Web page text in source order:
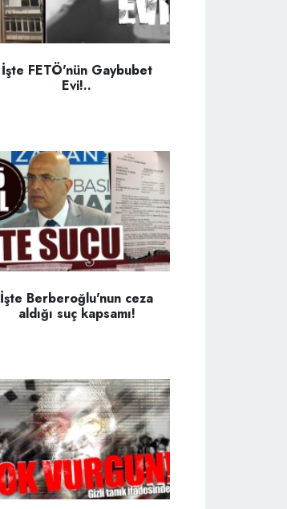
İşte FETÖ'nün Gaybubet
Evi!..
İşte Berberoğlu'nun ceza
aldığı suç kapsamı!